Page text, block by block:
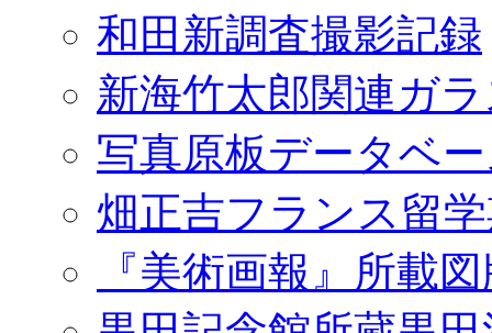
和田新調査撮影記録
新海竹太郎関連ガ
写真原板データベ
畑正吉フランス留
『美術画報』所載